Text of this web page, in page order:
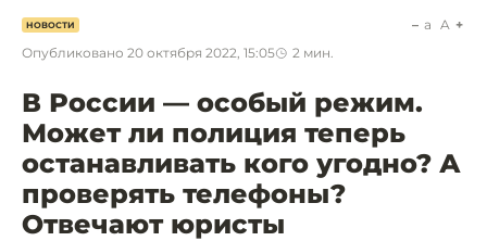
НОВОСТИ
Опубликовано 20 октября 2022, 15:05 2 мин.
a A
В России — особый режим.
Может ли полиция теперь
останавливать кого угодно? А
проверять телефоны?
Отвечают юристы